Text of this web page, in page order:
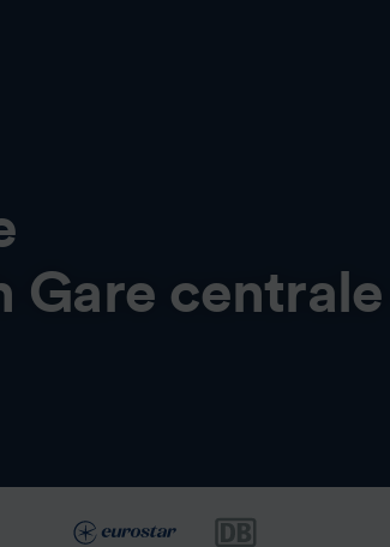
Gare